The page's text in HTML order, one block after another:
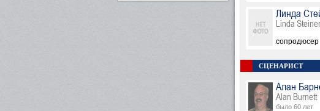
Линда
Linda Steiner
сопродюсер
СЦЕНАРИСТ
Алан
Alan Burnett
было 60 лет